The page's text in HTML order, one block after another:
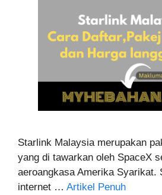
Starlink Malaysia merupakan
yang di tawarkan oleh SpaceX
aeroangkasa Amerika Syarikat.
internet … Artikel Penuh